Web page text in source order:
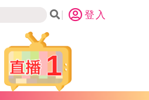
登入
1